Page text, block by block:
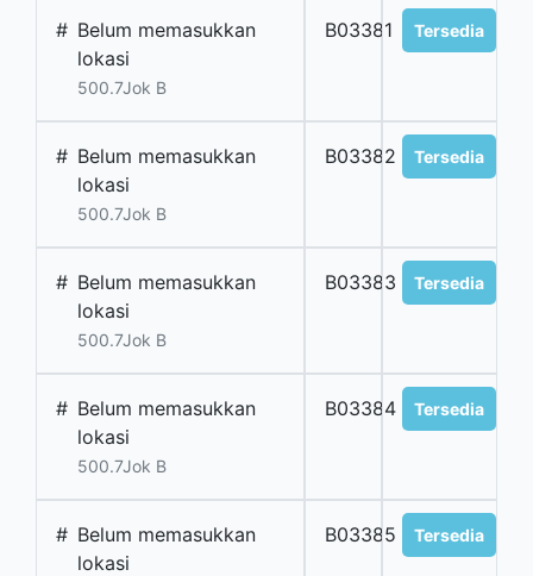
# Belum memasukkan
lokasi
500.7Jok B
B03381 Tersedia
# Belum memasukkan
lokasi
500.7Jok B
B03382 Tersedia
# Belum memasukkan
lokasi
500.7Jok B
B03383 Tersedia
# Belum memasukkan
lokasi
500.7Jok B
B03384 Tersedia
# Belum memasukkan
lokasi
B03385 Tersedia